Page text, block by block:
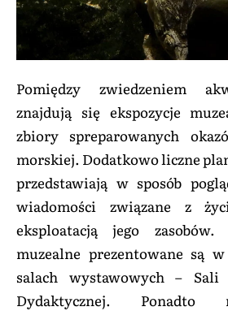
Pomiędzy zwiedzeniem
znajdują się ekspozycje
zbiory spreparowanych
morskiej. Dodatkowo liczne
przedstawiają w sposób
wiadomości związane z
eksploatacją jego zasobów.
muzealne prezentowane są
salach wystawowych –
Dydaktycznej. Ponadto